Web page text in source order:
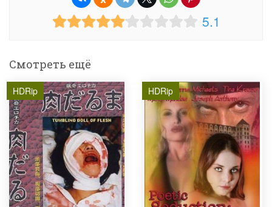
5.1
Смотреть ещё
HDRip HDRip